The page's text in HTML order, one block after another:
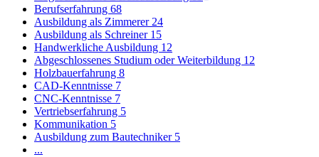
Berufserfahrung 68
Ausbildung als Zimmerer 24
Ausbildung als Schreiner 15
Handwerkliche Ausbildung 12
Abgeschlossenes Studium oder Weiterbildung 12
Holzbauerfahrung 8
CAD-Kenntnisse 7
CNC-Kenntnisse 7
Vertriebserfahrung 5
Kommunikation 5
Ausbildung zum Bautechniker 5
...